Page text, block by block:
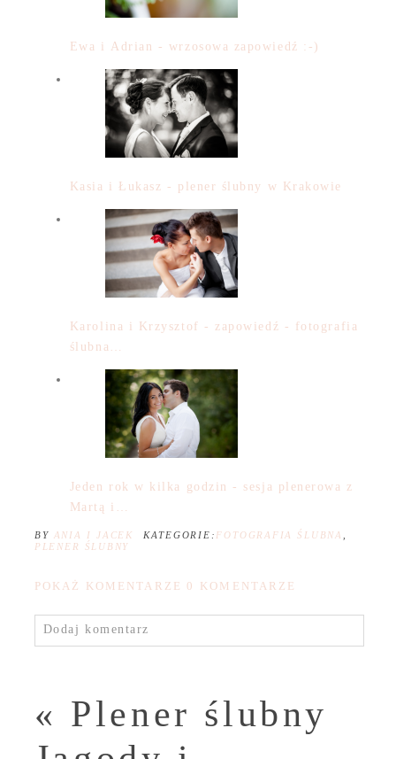
Ewa i Adrian - wrzosowa zapowiedź :-)
Kasia i Łukasz - plener ślubny w Krakowie
Karolina i Krzysztof - zapowiedź - fotografia
ślubna…
Jeden rok w kilka godzin - sesja plenerowa z
Martą i…
BY ANIA I JACEK KATEGORIE: FOTOGRAFIA ŚLUBNA
PLENER ŚLUBNY
POKAŻ KOMENTARZE 0 KOMENTARZE
Dodaj komentarz
« Plener ślubny